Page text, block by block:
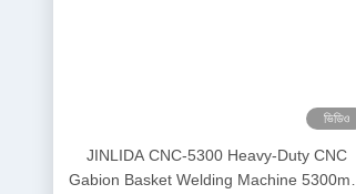
ভিডিও
JINLIDA CNC-5300 Heavy-Duty CNC
Gabion Basket Welding Machine 5300mm